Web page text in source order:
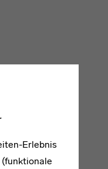
Erlebnis